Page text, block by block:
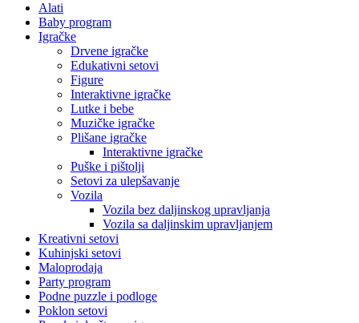
Alati
Baby program
Igračke
Drvene igračke
Edukativni setovi
Figure
Interaktivne igračke
Lutke i bebe
Muzičke igračke
Plišane igračke
Interaktivne igračke
Puške i pištolji
Setovi za ulepšavanje
Vozila
Vozila bez daljinskog upravljanja
Vozila sa daljinskim upravljanjem
Kreativni setovi
Kuhinjski setovi
Maloprodaja
Party program
Podne puzzle i podloge
Poklon setovi